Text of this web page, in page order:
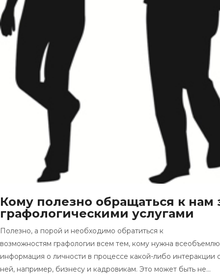
Кому полезно обращаться к нам
графологическими услугами
Полезно, а порой и необходимо обратиться к
возможностям графологии всем тем, кому нужна
информация о личности в процессе какой-либо интеракции
ней, например, бизнесу и кадровикам. Это может быть не…